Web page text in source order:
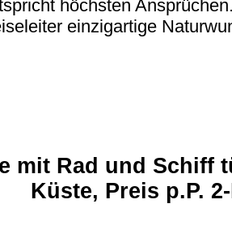
höchsten
einzigartige
mit Rad und Schiff
Küste, Preis p.P.